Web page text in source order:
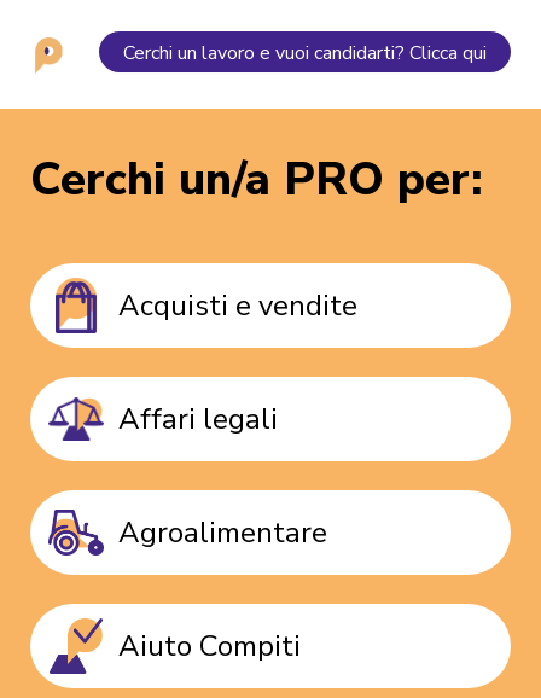
Cerchi un lavoro e vuoi candidarti? Clicca qui
Cerchi un/a PRO per:
Acquisti e vendite
Affari legali
Agroalimentare
Aiuto Compiti